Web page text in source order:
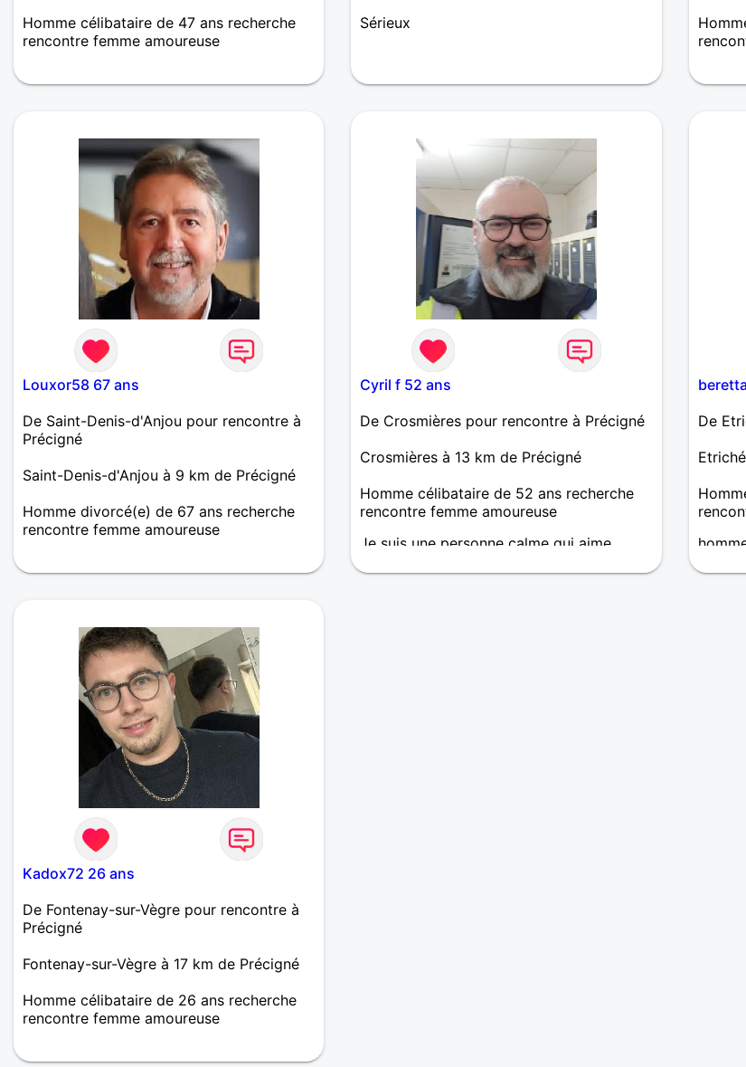
Homme célibataire de 47 ans recherche
rencontre femme amoureuse
encore moins pour blablater pendant des
bouffe, les voyages et la musique. J'ai un
faible pour l'authenticité ,la douceur et les
choses simples
Sérieux
Louxor58 67 ans
De Saint-Denis-d'Anjou pour rencontre à
Précigné
Saint-Denis-d'Anjou à 9 km de Précigné
Homme divorcé(e) de 67 ans recherche
rencontre femme amoureuse
sérieuse et stable, dans la complicité et le
de Francis Cabrel.
Cyril f 52 ans
De Crosmières pour rencontre à Précigné
Crosmières à 13 km de Précigné
Homme célibataire de 52 ans recherche
rencontre femme amoureuse
Je suis une personne calme qui aime
comme avec les amis, sortir, la cuisine, le
De
Kadox72 26 ans
De Fontenay-sur-Vègre pour rencontre à
Précigné
Fontenay-sur-Vègre à 17 km de Précigné
Homme célibataire de 26 ans recherche
rencontre femme amoureuse